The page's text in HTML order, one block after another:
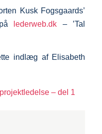
Kusk Fogsgaards’
lederweb.dk – ’Tal
indlæg af Elisabeth
– del 1